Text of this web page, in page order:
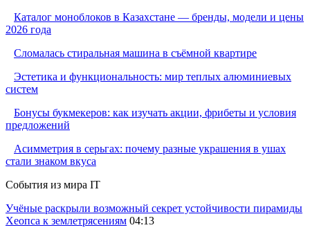
Каталог моноблоков в Казахстане — бренды, модели и цены
2026 года
Сломалась стиральная машина в съёмной квартире
Эстетика и функциональность: мир теплых алюминиевых
систем
Бонусы букмекеров: как изучать акции, фрибеты и условия
предложений
Асимметрия в серьгах: почему разные украшения в ушах
стали знаком вкуса
События из мира IT
Учёные раскрыли возможный секрет устойчивости пирамиды
Хеопса к землетрясениям 04:13